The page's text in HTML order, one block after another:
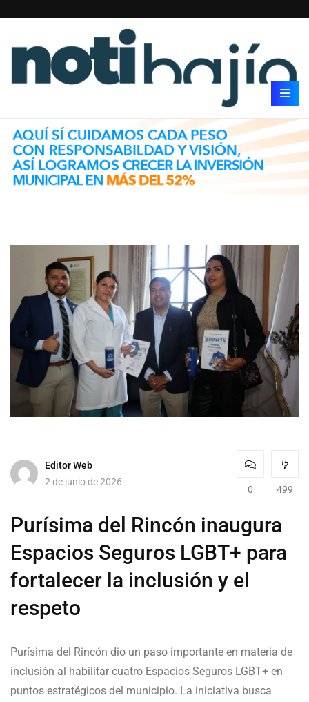
Editor Web
2 de junio de 2026
0 499
Purísima del Rincón inaugura
Espacios Seguros LGBT+ para
fortalecer la inclusión y el
respeto
Purísima del Rincón dio un paso importante en materia de
inclusión al habilitar cuatro Espacios Seguros LGBT+ en
puntos estratégicos del municipio. La iniciativa busca